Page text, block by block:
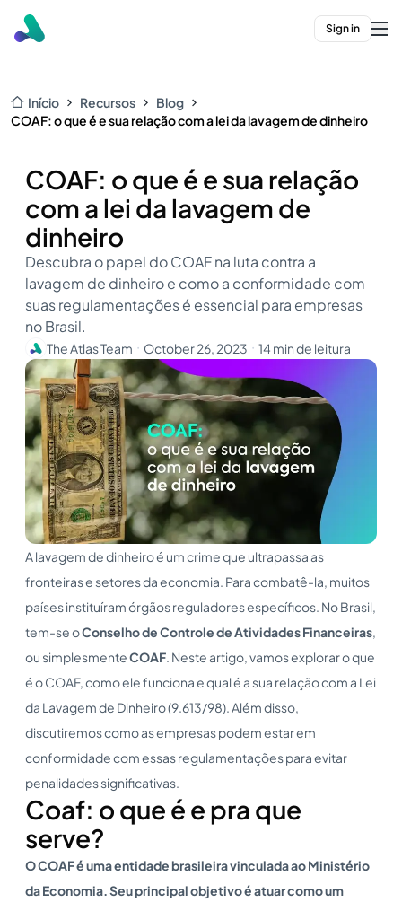
Sign in
Início Recursos
Blog
COAF: o que é e sua relação com a lei da lavagem de dinheiro
COAF: o que é e sua relação
com a lei da lavagem de
dinheiro
Descubra o papel do COAF na luta contra a
lavagem de dinheiro e como a conformidade com
suas regulamentações é essencial para empresas
no Brasil.
The Atlas Team ・ October 26, 2023 ・ 14 min de leitura
A lavagem de dinheiro é um crime que ultrapassa as
fronteiras e setores da economia. Para combatê-la, muitos
países instituíram órgãos reguladores específicos. No Brasil,
tem-se oConselho de Controle de Atividades Financeiras,
ou simplesmenteCOAF. Neste artigo, vamos explorar o que
é o COAF, como ele funciona e qual é a sua relação com a Lei
da Lavagem de Dinheiro (9.613/98). Além disso,
discutiremos como as empresas podem estar em
conformidade com essas regulamentações para evitar
penalidades significativas.
Coaf: o que é e pra que
serve?
O COAF é uma entidade brasileira vinculada ao Ministério
da Economia. Seu principal objetivo é atuar como um